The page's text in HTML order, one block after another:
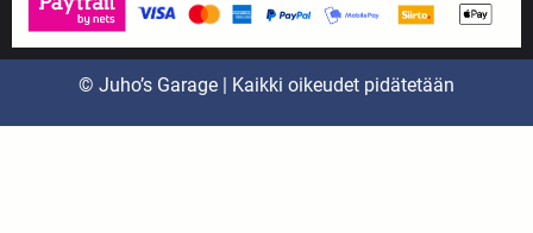
© Juho’s Garage | Kaikki oikeudet pidätetään